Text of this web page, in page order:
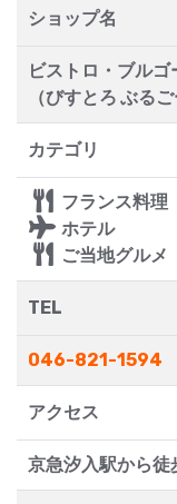
ショップ名
ビストロ・ブルゴ
（びすとろ ぶるご
カテゴリ
フランス料理
ホテル
ご当地グルメ
TEL
046-821-1594
アクセス
京急汐入駅から